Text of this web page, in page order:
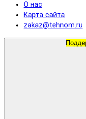
О нас
Карта сайта
zakaz@tehnom.ru